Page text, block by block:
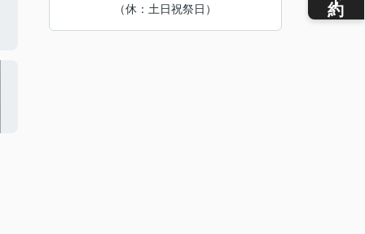
（休：土日祝祭日）